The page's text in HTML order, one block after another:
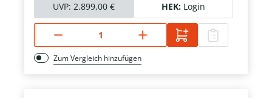
UVP: 2.899,00 € HEK: Login
Zum Vergleich hinzufügen